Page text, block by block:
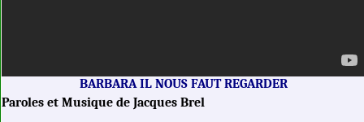
BARBARA IL NOUS FAUT REGARDER
Paroles et Musique de Jacques Brel